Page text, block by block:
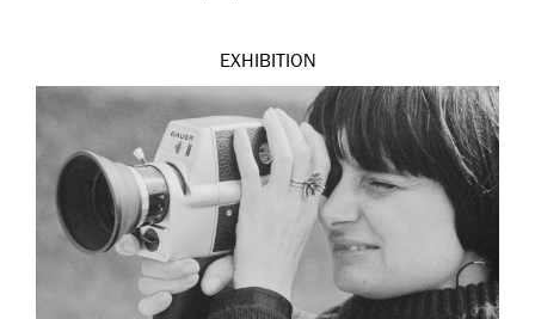
EXHIBITION